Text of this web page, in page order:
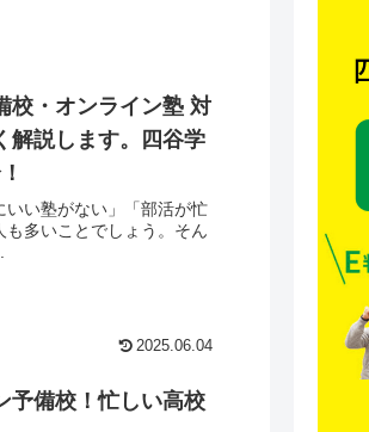
校・オンライン塾 対
解説します。四谷学
い塾がない」「部活が忙
も多いことでしょう。そん
2025.06.04
予備校！忙しい高校